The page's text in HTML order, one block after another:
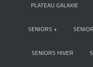
PLATEAU GALAXIE
SENIORS +
SENIORS HIVER